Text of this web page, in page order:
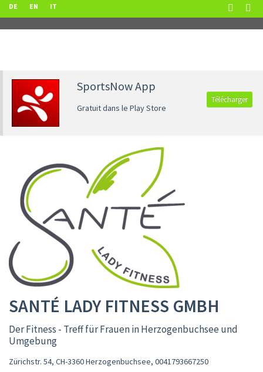
DE EN IT
SportsNow App
Gratuit dans le Play Store
Télécharger
SANTÉ LADY FITNESS GMBH
Der Fitness - Treff für Frauen in Herzogenbuchsee und
Umgebung
Zürichstr. 54, CH-3360 Herzogenbuchsee, 0041793667250